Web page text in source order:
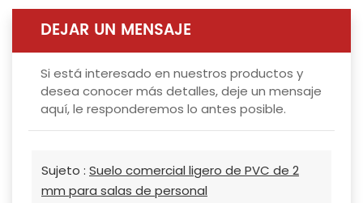
DEJAR UN MENSAJE
Si está interesado en nuestros productos y
desea conocer más detalles, deje un mensaje
aquí, le responderemos lo antes posible.
Sujeto : Suelo comercial ligero de PVC de 2
mm para salas de personal